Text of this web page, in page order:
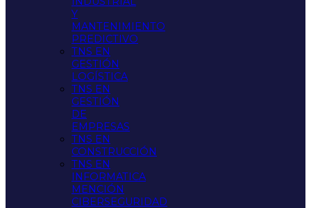
Y
MANTENIMIENTO
PREDICTIVO
TNS EN
GESTIÓN
LOGÍSTICA
TNS EN
GESTIÓN
DE
EMPRESAS
TNS EN
CONSTRUCCIÓN
TNS EN
INFORMATICA
MENCIÓN
CIBERSEGURIDAD